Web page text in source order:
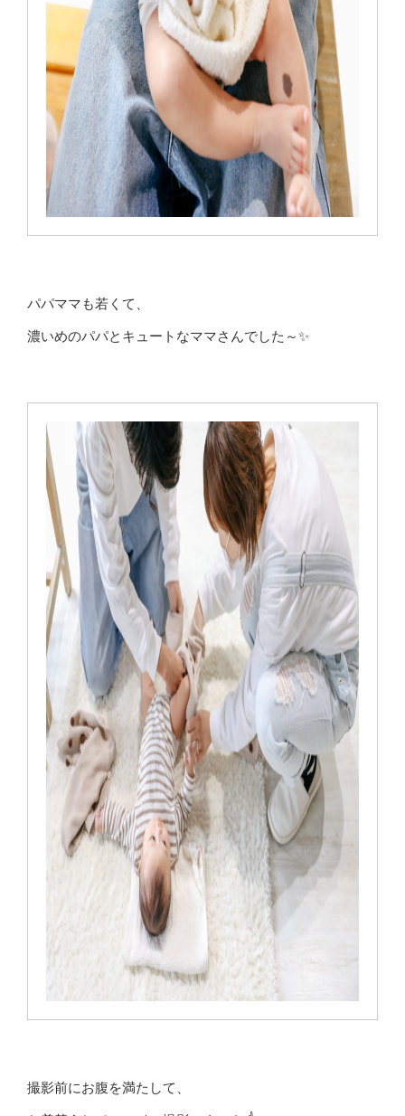
パパママも若くて、
濃いめのパパとキュートなママさんでした～✨
撮影前にお腹を満たして、